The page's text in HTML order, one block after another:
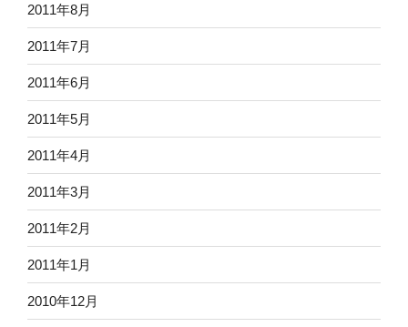
2011年8月
2011年7月
2011年6月
2011年5月
2011年4月
2011年3月
2011年2月
2011年1月
2010年12月